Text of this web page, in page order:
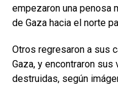
empezaron una penosa
de Gaza hacia el norte
Otros regresaron a sus
Gaza, y encontraron
destruidas, según